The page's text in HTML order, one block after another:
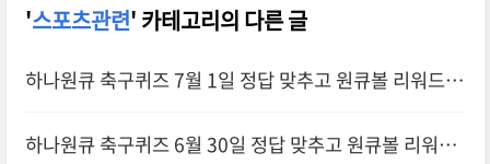
'스포츠관련' 카테고리의 다른 글
하나원큐 축구퀴즈 7월 1일 정답 맞추고 원큐볼 리워드
하나원큐 축구퀴즈 6월 30일 정답 맞추고 원큐볼 리워드